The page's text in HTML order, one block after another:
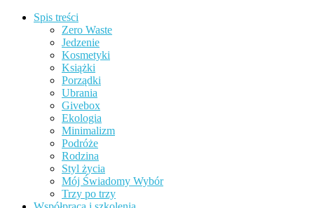
Spis treści
Zero Waste
Jedzenie
Kosmetyki
Książki
Porządki
Ubrania
Givebox
Ekologia
Minimalizm
Podróże
Rodzina
Styl życia
Mój Świadomy Wybór
Trzy po trzy